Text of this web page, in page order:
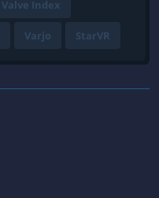
Valve Index
Varjo StarVR